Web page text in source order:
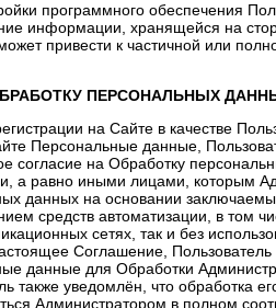
программного обеспечения
информации, хранящейся на
привести к частичной или
ПЕРСОНАЛЬНЫХ
на Сайте в качестве
Персональные данные,
согласие на Обработку
а равно иными лицами, которым
данных на основании
средств автоматизации, в том
сетях, так и без
Соглашение, Пользователь
данные для Обработки
также уведомлён, что обработка
Администратором в полном